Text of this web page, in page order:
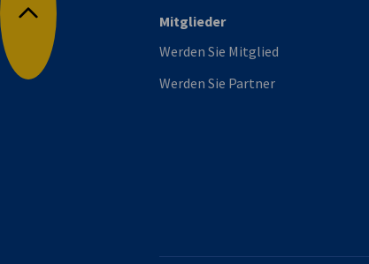
Nach oben
Mitglieder
Werden Sie Mitglied
Werden Sie Partner